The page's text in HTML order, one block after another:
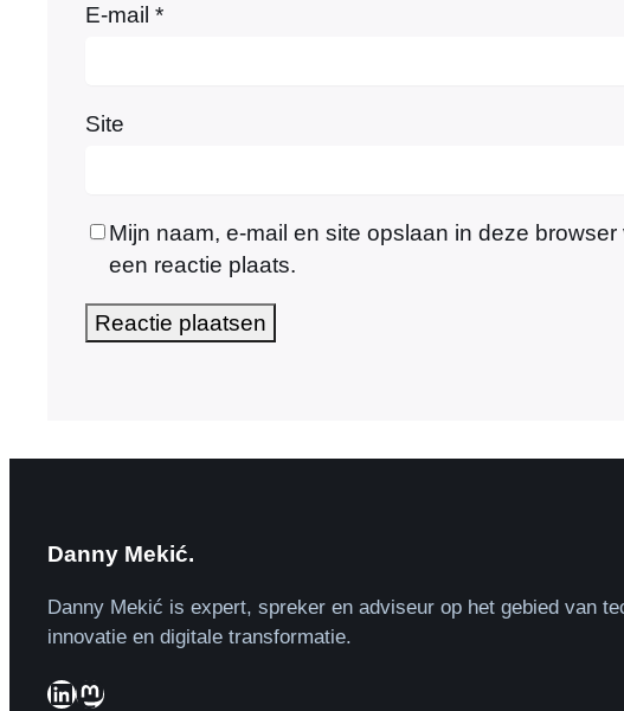
E-mail *
Site
Mijn naam, e-mail en site opslaan in deze
een reactie plaats.
Danny Mekić.
Danny Mekić is expert, spreker en adviseur op het gebied van
innovatie en digitale transformatie.
LinkedIn Mastodon